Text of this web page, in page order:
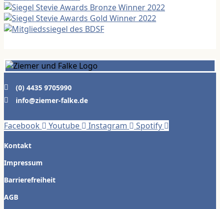
(0) 4435 9705990
info@ziemer-falke.de
Facebook Youtube Instagram Spotify
Kontakt
Impressum
Barrierefreiheit
AGB